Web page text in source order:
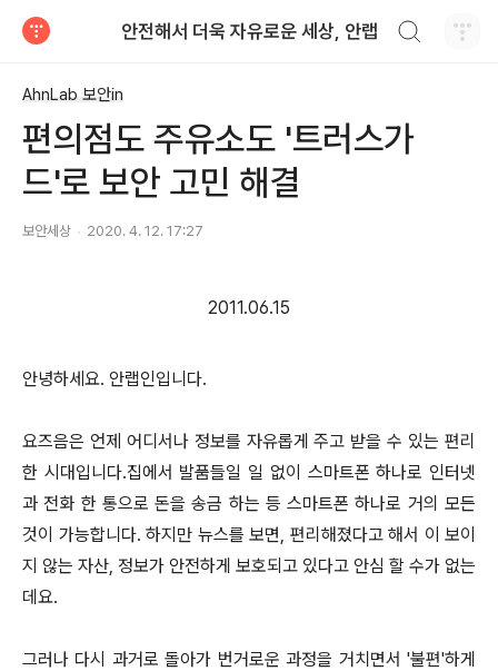
안전해서 더욱 자유로운 세상, 안랩
AhnLab 보안in
편의점도 주유소도 '트러스가
드'로 보안 고민 해결
보안세상 2020. 4. 12. 17:27
2011.06.15
안녕하세요. 안랩인입니다.
요즈음은 언제 어디서나 정보를 자유롭게 주고 받을 수 있는 편리
한 시대입니다.집에서 발품들일 일 없이 스마트폰 하나로 인터넷
과 전화 한 통으로 돈을 송금 하는 등 스마트폰 하나로 거의 모든
것이 가능합니다. 하지만 뉴스를 보면, 편리해졌다고 해서 이 보이
지 않는 자산, 정보가 안전하게 보호되고 있다고 안심 할 수가 없는
데요.
그러나 다시 과거로 돌아가 번거로운 과정을 거치면서 '불편'하게